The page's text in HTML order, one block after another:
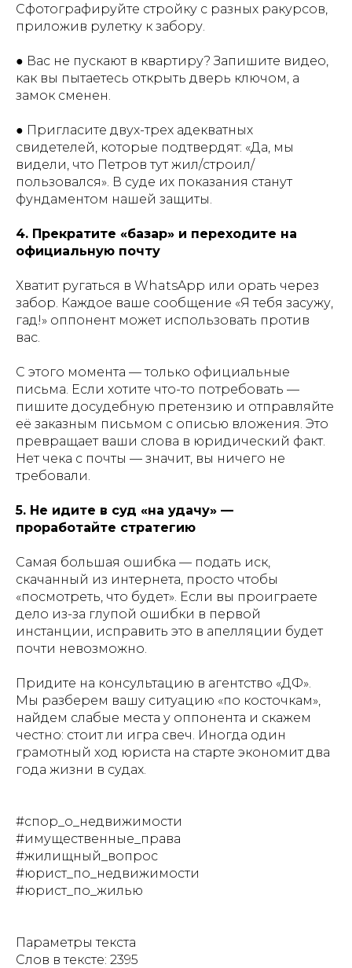
Сфотографируйте стройку с разных ракурсов,
приложив рулетку к забору.
● Вас не пускают в квартиру? Запишите видео,
как вы пытаетесь открыть дверь ключом, а
замок сменен.
● Пригласите двух-трех адекватных
свидетелей, которые подтвердят: «Да, мы
видели, что Петров тут жил/строил/
пользовался». В суде их показания станут
фундаментом нашей защиты.
4. Прекратите «базар» и переходите на
официальную почту
Хватит ругаться в WhatsApp или орать через
забор. Каждое ваше сообщение «Я тебя засужу,
гад!» оппонент может использовать против
вас.
С этого момента — только официальные
письма. Если хотите что-то потребовать —
пишите досудебную претензию и отправляйте
её заказным письмом с описью вложения. Это
превращает ваши слова в юридический факт.
Нет чека с почты — значит, вы ничего не
требовали.
5. Не идите в суд «на удачу» —
проработайте стратегию
Самая большая ошибка — подать иск,
скачанный из интернета, просто чтобы
«посмотреть, что будет». Если вы проиграете
дело из-за глупой ошибки в первой
инстанции, исправить это в апелляции будет
почти невозможно.
Придите на консультацию в агентство «ДФ».
Мы разберем вашу ситуацию «по косточкам»,
найдем слабые места у оппонента и скажем
честно: стоит ли игра свеч. Иногда один
грамотный ход юриста на старте экономит два
года жизни в судах.
#спор_о_недвижимости
#имущественные_права
#жилищный_вопрос
#юрист_по_недвижимости
#юрист_по_жилью
Параметры текста
Слов в тексте: 2395